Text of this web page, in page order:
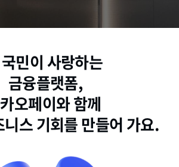
민이 사랑하는
금융플랫폼,
오페이와 함께
스 기회를 만들어 가요.